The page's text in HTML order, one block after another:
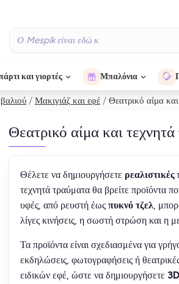
και γιορτές Μπαλόνια
Μακιγιάζ και εφέ Θεατρικό αίμα
Θεατρικό αίμα και
Θέλετε να δημιουργήσετε
τεχνητά τραύματα θα βρείτε προϊόντα
υφές, από ρευστή έως πυκνό τζελ,
λίγες κινήσεις, η σωστή στρώση και η
Τα προϊόντα είναι σχεδιασμένα για
εκδηλώσεις, φωτογραφήσεις ή
ειδικών εφέ, ώστε να δημιουργήσετε